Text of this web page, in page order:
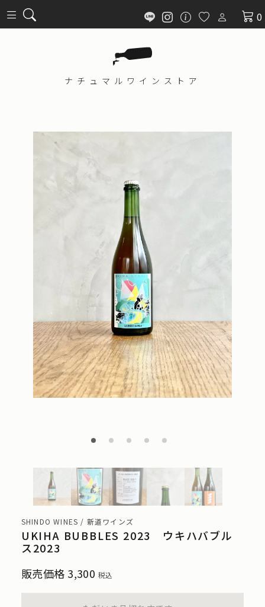
0
ナチュマル ワインストア
SHINDO WINES / 新道ワインズ
UKIHA BUBBLES 2023 ウキハバブル
ス2023
販売価格 3,300 税込